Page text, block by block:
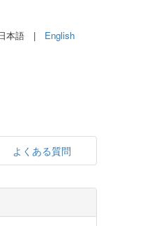
本語 | English
よくある質問